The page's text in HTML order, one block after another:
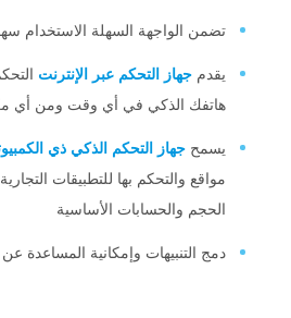
تضمن الواجهة السهلة الاستخدام سهولة
يقدم جهاز التحكم عبر الإنترنتالتحكم
هاتفك الذكي في أي وقت ومن أي مكان
يسمح جهاز التحكم الذكي ذي الكمبيوتر
مواقع والتحكم بها للتطبيقات التجارية
الحجم والحسابات الأساسية
دمج التنبيهات وإمكانية المساعدة عن بُعد